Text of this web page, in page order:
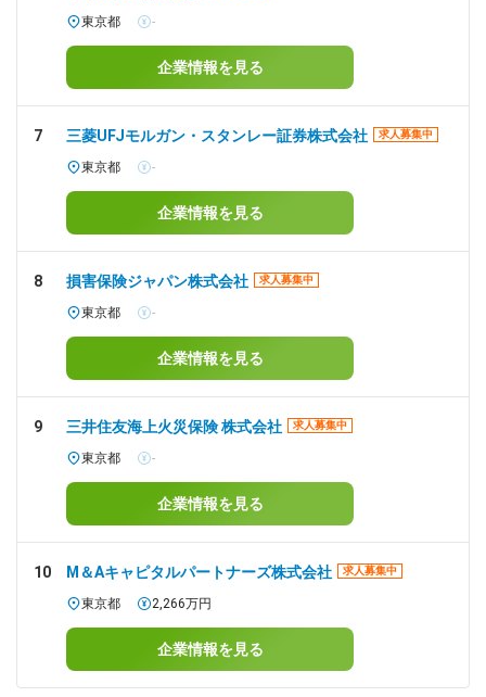
東京都 -
企業情報を見る
7 三菱UFJモルガン・スタンレー証券株式会社 求人募集中
東京都 -
企業情報を見る
8 損害保険ジャパン株式会社 求人募集中
東京都 -
企業情報を見る
9 三井住友海上火災保険 株式会社 求人募集中
東京都 -
企業情報を見る
10 M＆Aキャピタルパートナーズ株式会社 求人募集中
東京都 2,266万円
企業情報を見る